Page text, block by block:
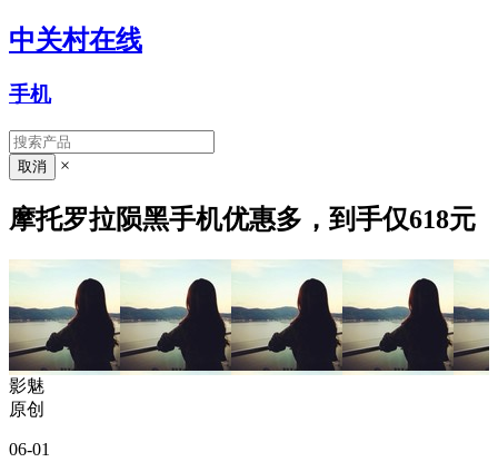
中关村在线
手机
×
摩托罗拉陨黑手机优惠多，到手仅618元
影魅
原创
06-01